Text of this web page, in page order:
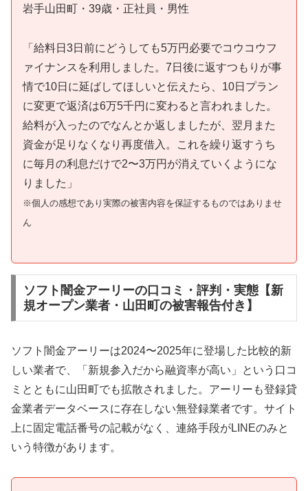
岩手山田町・39歳・正社員・男性
「給料日3日前にどうしても5万円必要でコウコウフ
ァイナンスを利用しました。7日後に返すつもりが事
情で10日に延ばしてほしいと伝えたら、10日プラン
に変更で返済は6万5千円に変わると言われました。
給料が入ったのでなんとか返しましたが、翌月また
資金が足りなくなり再度借入。これを繰り返すうち
に毎月の利息だけで2〜3万円が消えていくようにな
りました」
※個人の感想であり実際の被害内容を保証するものではありませ
ん
ソフト闇金アーリーの口コミ・評判・実態【新
規オープン業者・山田町の被害報告付き】
ソフト闇金アーリーは2024〜2025年に登場した比較的新
しい業者で、「新規参入だから融資率が高い」という口コ
ミとともに山田町でも拡散されました。アーリーも登録貸
金業者データベースに存在しない無登録業者です。サイト
上に固定電話番号の記載がなく、連絡手段がLINEのみと
いう特徴があります。